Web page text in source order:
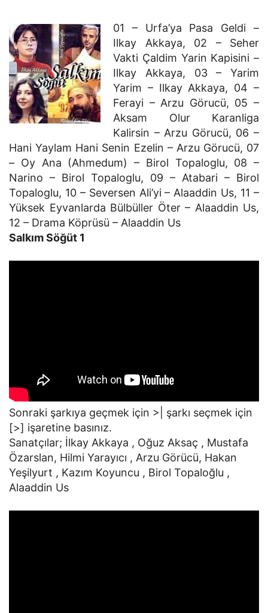
01 – Urfa’ya Pasa Geldi –
Ilkay Akkaya, 02 – Seher
Vakti Çaldim Yarin Kapisini –
Ilkay Akkaya, 03 – Yarim
Yarim – Ilkay Akkaya, 04 –
Ferayi – Arzu Görucü, 05 –
Aksam Olur Karanliga
Kalirsin – Arzu Görucü, 06 –
Hani Yaylam Hani Senin Ezelin – Arzu Görucü, 07
– Oy Ana (Ahmedum) – Birol Topaloglu, 08 –
Narino – Birol Topaloglu, 09 – Atabari – Birol
Topaloglu, 10 – Seversen Ali’yi – Alaaddin Us, 11 –
Yüksek Eyvanlarda Bülbüller Öter – Alaaddin Us,
12 – Drama Köprüsü – Alaaddin Us
Salkım Söğüt 1
Sonraki şarkıya geçmek için >| şarkı seçmek için
[>] işaretine basınız.
Sanatçılar; İlkay Akkaya , Oğuz Aksaç , Mustafa
Özarslan, Hilmi Yarayıcı , Arzu Görücü, Hakan
Yeşilyurt , Kazım Koyuncu , Birol Topaloğlu ,
Alaaddin Us